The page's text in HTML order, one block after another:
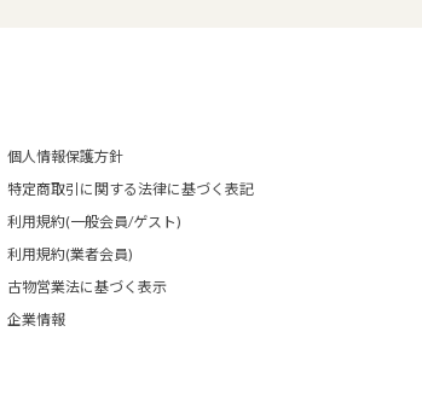
個人情報保護方針
特定商取引に関する法律に基づく表記
利用規約(一般会員/ゲスト)
利用規約(業者会員)
古物営業法に基づく表示
企業情報